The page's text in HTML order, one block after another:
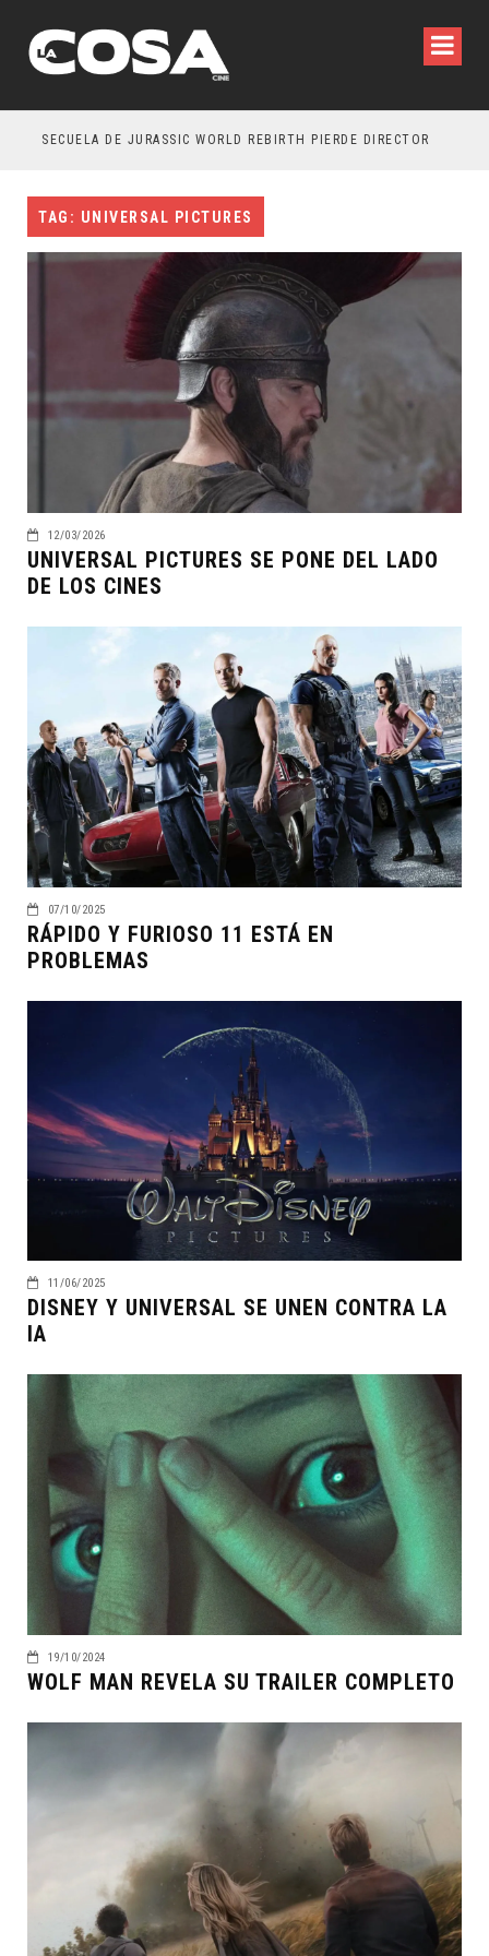
SECUELA DE JURASSIC WORLD REBIRTH PIERDE DIRECTOR
TAG: UNIVERSAL PICTURES
12/03/2026
UNIVERSAL PICTURES SE PONE DEL LADO
DE LOS CINES
07/10/2025
RÁPIDO Y FURIOSO 11 ESTÁ EN
PROBLEMAS
11/06/2025
DISNEY Y UNIVERSAL SE UNEN CONTRA LA
IA
19/10/2024
WOLF MAN REVELA SU TRAILER COMPLETO